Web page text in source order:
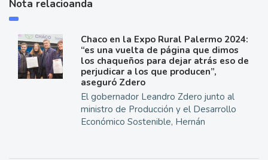
Nota relacioanda
Chaco en la Expo Rural Palermo 2024:
“es una vuelta de página que dimos
los chaqueños para dejar atrás eso de
perjudicar a los que producen”,
aseguró Zdero
El gobernador Leandro Zdero junto al
ministro de Producción y el Desarrollo
Económico Sostenible, Hernán